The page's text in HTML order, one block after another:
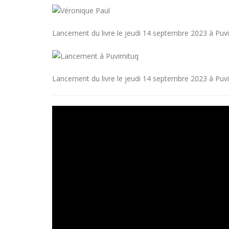
Lancement du livre le jeudi 14 septembre 2023 à
Lancement du livre le jeudi 14 septembre 2023 à